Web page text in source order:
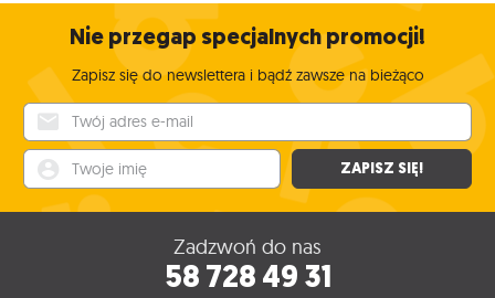
Nie przegap specjalnych promocji!
Zapisz się do newslettera i bądź zawsze na bieżąco
ZAPISZ SIĘ!
Zadzwoń do nas
58 728 49 31